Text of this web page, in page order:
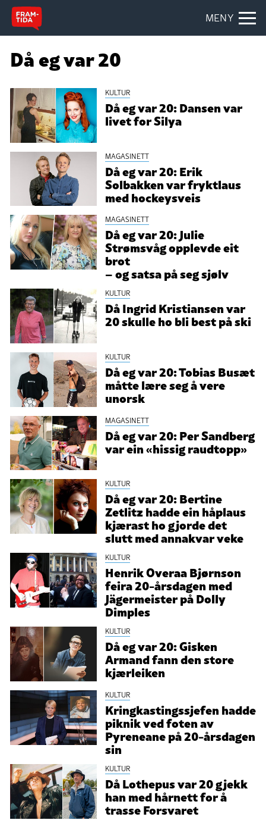
MENY
Då eg var 20
KULTUR
Då eg var 20: Dansen var
livet for Silya
MAGASINETT
Då eg var 20: Erik
Solbakken var fryktlaus
med hockeysveis
MAGASINETT
Då eg var 20: Julie
Strømsvåg opplevde eit
brot
– og satsa på seg sjølv
KULTUR
Då Ingrid Kristiansen var
20 skulle ho bli best på ski
KULTUR
Då eg var 20: Tobias Busæt
måtte lære seg å vere
unorsk
MAGASINETT
Då eg var 20: Per Sandberg
var ein «hissig raudtopp»
KULTUR
Då eg var 20: Bertine
Zetlitz hadde ein håplaus
kjærast ho gjorde det
slutt med annakvar veke
KULTUR
Henrik Overaa Bjørnson
feira 20-årsdagen med
Jägermeister på Dolly
Dimples
KULTUR
Då eg var 20: Gisken
Armand fann den store
kjærleiken
KULTUR
Kringkastingssjefen hadde
piknik ved foten av
Pyreneane på 20-årsdagen
sin
KULTUR
Då Lothepus var 20 gjekk
han med hårnett for å
trasse Forsvaret